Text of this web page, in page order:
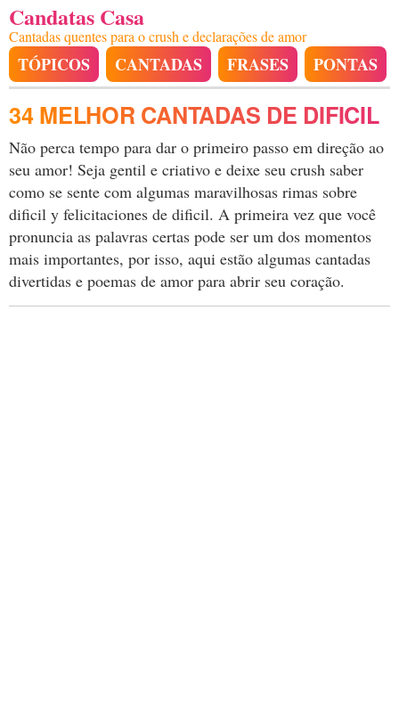
Candatas Casa
Cantadas quentes para o crush e declarações de amor
TÓPICOS CANTADAS FRASES PONTAS
34 MELHOR CANTADAS DE DIFICIL
Não perca tempo para dar o primeiro passo em direção ao
seu amor! Seja gentil e criativo e deixe seu crush saber
como se sente com algumas maravilhosas rimas sobre
dificil y felicitaciones de dificil. A primeira vez que você
pronuncia as palavras certas pode ser um dos momentos
mais importantes, por isso, aqui estão algumas cantadas
divertidas e poemas de amor para abrir seu coração.